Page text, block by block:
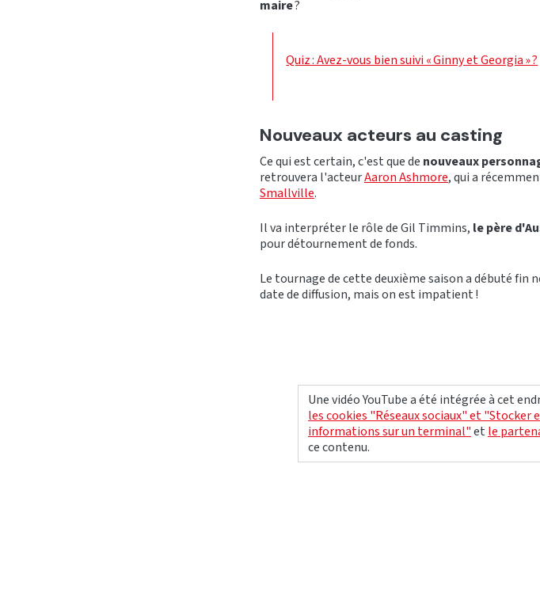
maire?
Quiz : Avez-vous bien suivi « Ginny et Georgia » ?
Nouveaux acteurs au casting
Ce qui est certain, c'est que de nouveaux
retrouvera l'acteurAaron Ashmore, qui a
Smallville.
Il va interpréter le rôle de Gil Timmins, le père
pour détournement de fonds.
Le tournage de cette deuxième saison a débuté fin
date de diffusion, mais on est impatient !
Une vidéo YouTube a été intégrée à cet
les cookies "Réseaux sociaux" et "Stocker
informations sur un terminal"et le
ce contenu.